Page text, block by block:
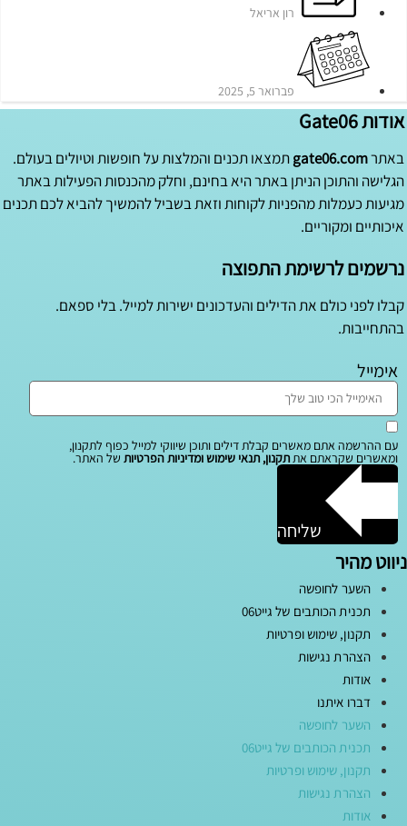
רון אריאל
פברואר 5, 2025
אודות Gate06
באתרgate06.comתמצאו תכנים והמלצות על חופשות וטיולים בעולם.
הגלישה והתוכן הניתן באתר היא בחינם, וחלק מהכנסות הפעילות באתר
מגיעות כעמלות מהפניות לקוחות וזאת בשביל להמשיך להביא לכם תכנים
איכותיים ומקוריים.
נרשמים לרשימת התפוצה
קבלו לפני כולם את הדילים והעדכונים ישירות למייל. בלי ספאם.
בהתחייבות.
אימייל
עם ההרשמה אתם מאשרים קבלת דילים ותוכן שיווקי למייל כפוף לתקנון,
ומאשרים שקראתם אתתקנון, תנאי שימוש ומדיניות הפרטיות של האתר.
שליחה
ניווט מהיר
השער לחופשה
תכנית הכותבים של גייט06
תקנון, שימוש ופרטיות
הצהרת נגישות
אודות
דברו איתנו
השער לחופשה
תכנית הכותבים של גייט06
תקנון, שימוש ופרטיות
הצהרת נגישות
אודות